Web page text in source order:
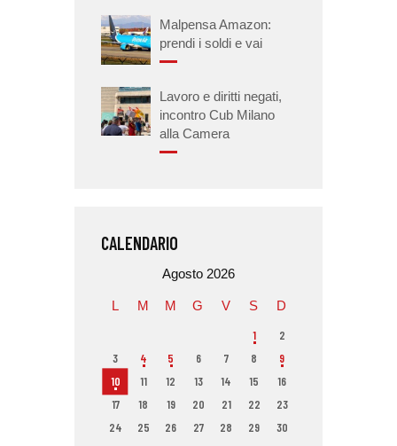
Malpensa Amazon:
prendi i soldi e vai
Lavoro e diritti negati,
incontro Cub Milano
alla Camera
CALENDARIO
Agosto 2026
L M M G V S D
1
2
3
4 5 6 7 8
9
10
11 12 13 14 15
16
17
18 19 20 21 22
23
24
25 26 27 28 29
30